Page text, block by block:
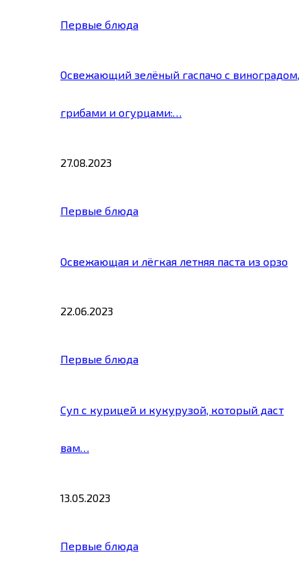
Первые блюда
Освежающий зелёный гаспачо с виноградом,
грибами и огурцами:…
27.08.2023
Первые блюда
Освежающая и лёгкая летняя паста из орзо
22.06.2023
Первые блюда
Суп с курицей и кукурузой, который даст
вам…
13.05.2023
Первые блюда